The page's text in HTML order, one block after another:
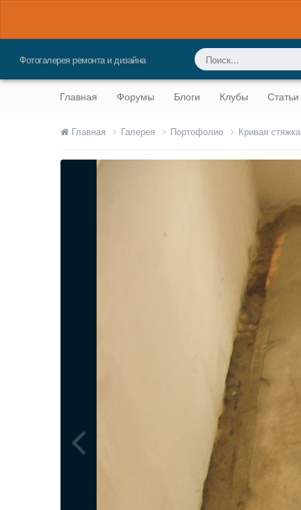
Фотогалерея ремонта и дизайна
Главная Форумы Блоги Клубы Статьи
Главная Галерея Портофолио Кривая стяжка